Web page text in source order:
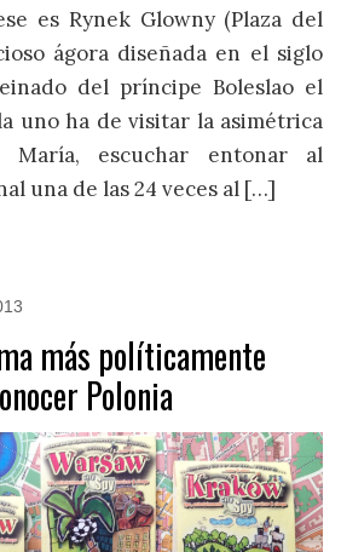
es Rynek Glowny (Plaza del
ágora diseñada en el siglo
del príncipe Boleslao el
uno ha de visitar la asimétrica
María, escuchar entonar al
una de las 24 veces al […]
más políticamente
Polonia